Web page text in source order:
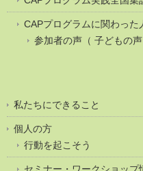
CAPプログラムに関わった
参加者の声（ 子どもの
私たちにできること
個人の方
行動を起こそう